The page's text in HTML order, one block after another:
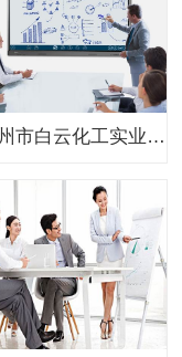
贵州广州市白云化工实业有限公司